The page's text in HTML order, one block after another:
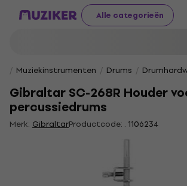
Alle categorieën
Muziekinstrumenten Drums
Gibraltar SC-268R Houder
percussiedrums
Merk: GibraltarProductcode: . 1106234